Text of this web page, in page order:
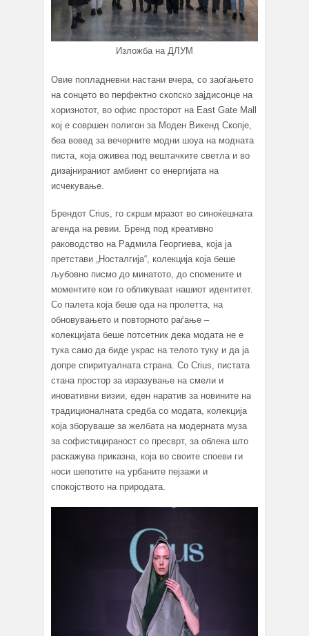
Изложба на ДЛУМ
Овие попладневни настани вчера, со заоѓањето
на сонцето во перфектно скопско зајдисонце на
хоризнотот, во офис просторот на East Gate Mall
кој е совршен полигон за Моден Викенд Скопје,
беа вовед за вечерните модни шоуа на модната
писта, која оживеа под вештачките светла и во
дизајнираниот амбиент со енергијата на
исчекување.
Брендот Crius, го скрши мразот во синоќешната
агенда на ревии. Бренд под креативно
раководство на Радмила Георгиева, која ја
претстави „Носталгија“, колекција која беше
љубовно писмо до минатото, до спомените и
моментите кои го обликуваат нашиот идентитет.
Со палета која беше ода на пролетта, на
обновувањето и повторното раѓање –
колекцијата беше потсетник дека модата не е
тука само да биде украс на телото туку и да ја
допре спиритуалната страна. Со Crius, пистата
стана простор за изразување на смели и
иновативни визии, еден наратив за новините на
традиционалната средба со модата, колекција
која зборуваше за желбата на модерната муза
за софистицираност со пресврт, за облека што
раскажува приказна, која во своите споеви ги
носи шепотите на урбаните пејзажи и
спокојството на природата.